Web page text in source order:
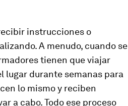
instrucciones o
A menudo, cuando se
tienen que viajar
lugar durante semanas para
lo mismo y reciben
a cabo. Todo ese proceso